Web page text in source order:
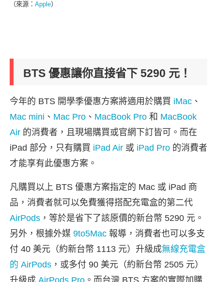
（來源： Apple）
BTS 優惠讓你直接省下 5290 元！
今年的 BTS 開學季優惠方案將適用於購買 iMac 、
Mac mini 、 Mac Pro 、 MacBook Pro 和 MacBook
Air 的消費者，且現場購買或官網下訂皆可。而在
iPad 部分，只有購買 iPad Air 或 iPad Pro 的消費者
才能享有此優惠方案。
凡購買以上 BTS 優惠方案指定的 Mac 或 iPad 商
品，消費者就可以免費獲得搭配充電盒的第二代
AirPods ，等於是省下了該原價的新台幣 5290 元。
另外，根據外媒 9to5Mac 報導，消費者也可以多支
付 40 美元（約新台幣 1113 元）升級成無線充電盒
的 AirPods ，或多付 90 美元（約新台幣 2505 元）